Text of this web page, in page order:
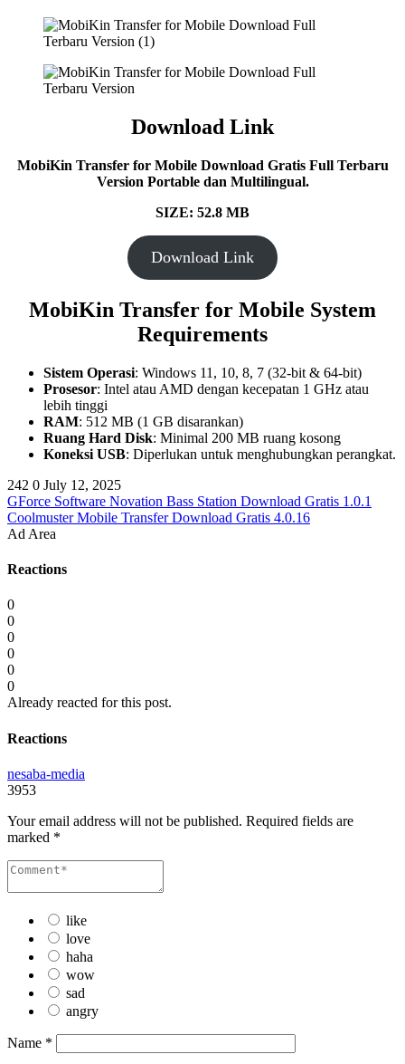
Download Link
MobiKin Transfer for Mobile Download Gratis Full Terbaru
Version Portable dan Multilingual.
SIZE: 52.8 MB
Download Link
MobiKin Transfer for Mobile System
Requirements
Sistem Operasi: Windows 11, 10, 8, 7 (32-bit & 64-bit)
Prosesor: Intel atau AMD dengan kecepatan 1 GHz atau
lebih tinggi
RAM: 512 MB (1 GB disarankan)
Ruang Hard Disk: Minimal 200 MB ruang kosong
Koneksi USB: Diperlukan untuk menghubungkan perangkat.
242 0 July 12, 2025
GForce Software Novation Bass Station Download Gratis 1.0.1
Coolmuster Mobile Transfer Download Gratis 4.0.16
Ad Area
Reactions
0
0
0
0
0
0
Already reacted for this post.
Reactions
nesaba-media
3953
Your email address will not be published. Required fields are
marked *
like
love
haha
wow
sad
angry
Name *